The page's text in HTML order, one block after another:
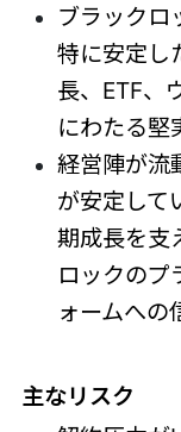
ブラックロ
特に安定し
長、ETF、
にわたる堅
経営陣が流
が安定して
期成長を支
ロックのプ
ォームへの
主なリスク